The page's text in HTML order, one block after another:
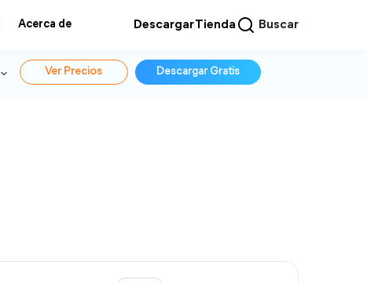
Acerca de DescargarTienda Buscar
Ver Precios Descargar Gratis